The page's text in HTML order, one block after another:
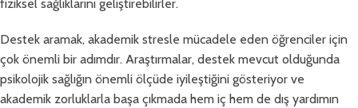
fiziksel sağlıklarını geliştirebilirler.
Destek aramak, akademik stresle mücadele eden öğrenciler için
çok önemli bir adımdır. Araştırmalar, destek mevcut olduğunda
psikolojik sağlığın önemli ölçüde iyileştiğini gösteriyor ve
akademik zorluklarla başa çıkmada hem iç hem de dış yardımın